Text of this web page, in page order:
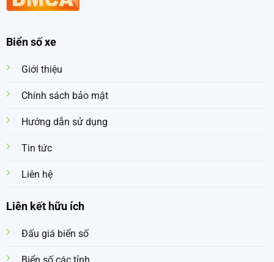
Biển số xe
Giới thiệu
Chính sách bảo mật
Hướng dẫn sử dụng
Tin tức
Liên hệ
Liên kết hữu ích
Đấu giá biển số